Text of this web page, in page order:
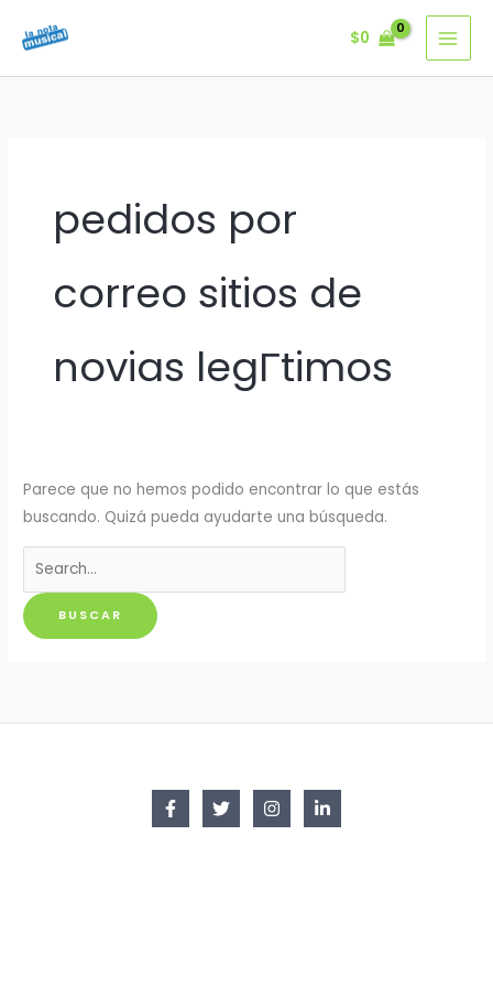
$0
pedidos por
correo sitios de
novias legГ­timos
Parece que no hemos podido encontrar lo que estás
buscando. Quizá pueda ayudarte una búsqueda.
Buscar
por: